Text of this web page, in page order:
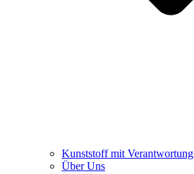
Kunststoff mit Verantwortung
Über Uns